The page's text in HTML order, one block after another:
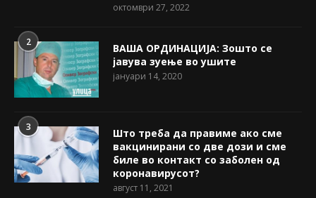
октомври 27, 2022
2
ВАША ОРДИНАЦИЈА: Зошто се
јавува зуење во ушите
јануари 14, 2020
3
Што треба да правиме ако сме
вакцинирани со две дози и сме
биле во контакт со заболен од
коронавирусот?
август 11, 2021